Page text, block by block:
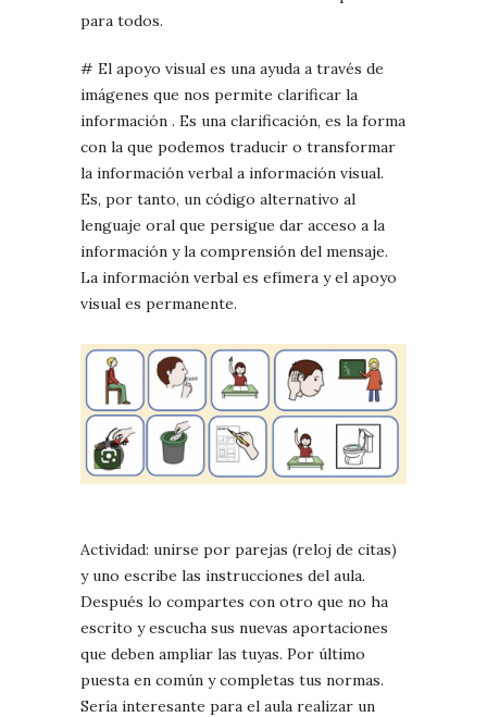
para todos.
# El apoyo visual es una ayuda a través de
imágenes que nos permite clarificar la
información . Es una clarificación, es la forma
con la que podemos traducir o transformar
la información verbal a información visual.
Es, por tanto, un código alternativo al
lenguaje oral que persigue dar acceso a la
información y la comprensión del mensaje.
La información verbal es efímera y el apoyo
visual es permanente.
Actividad: unirse por parejas (reloj de citas)
y uno escribe las instrucciones del aula.
Después lo compartes con otro que no ha
escrito y escucha sus nuevas aportaciones
que deben ampliar las tuyas. Por último
puesta en común y completas tus normas.
Sería interesante para el aula realizar un